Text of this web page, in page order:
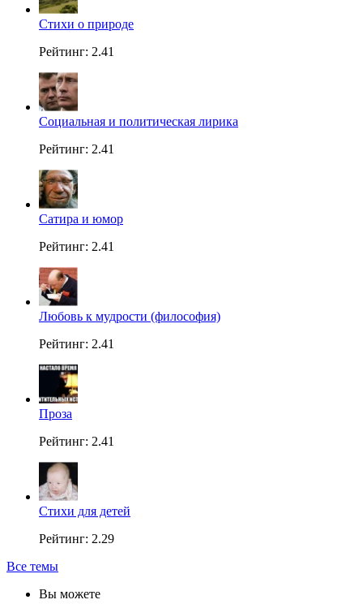
Стихи о природе
Рейтинг: 2.41
Социальная и политическая лирика
Рейтинг: 2.41
Сатира и юмор
Рейтинг: 2.41
Любовь к мудрости (философия)
Рейтинг: 2.41
Проза
Рейтинг: 2.41
Стихи для детей
Рейтинг: 2.29
Все темы
Вы можете